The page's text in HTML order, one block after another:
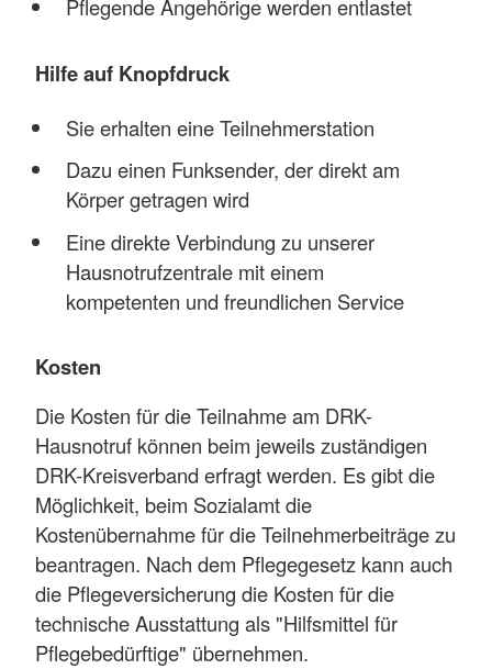
Pflegende Angehörige werden entlastet
Hilfe auf Knopfdruck
Sie erhalten eine Teilnehmerstation
Dazu einen Funksender, der direkt am
Körper getragen wird
Eine direkte Verbindung zu unserer
Hausnotrufzentrale mit einem
kompetenten und freundlichen Service
Kosten
Die Kosten für die Teilnahme am DRK-
Hausnotruf können beim jeweils zuständigen
DRK-Kreisverband erfragt werden. Es gibt die
Möglichkeit, beim Sozialamt die
Kostenübernahme für die Teilnehmerbeiträge zu
beantragen. Nach dem Pflegegesetz kann auch
die Pflegeversicherung die Kosten für die
technische Ausstattung als "Hilfsmittel für
Pflegebedürftige" übernehmen.